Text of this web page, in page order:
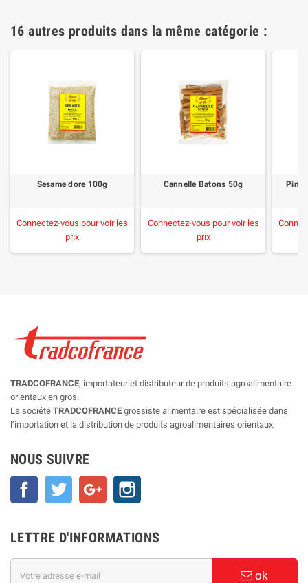
16 autres produits dans la même catégorie :
Sesame dore 100g
Connectez-vous pour voir les
prix
Cannelle Batons 50g
Connectez-vous pour voir les
prix
TRADCOFRANCE, importateur et distributeur de produits agroalimentaire
orientaux en gros.
La société TRADCOFRANCE grossiste alimentaire est spécialisée dans
l’importation et la distribution de produits agroalimentaires orientaux.
NOUS SUIVRE
Facebook Twitter Google+
LETTRE D'INFORMATIONS
ok